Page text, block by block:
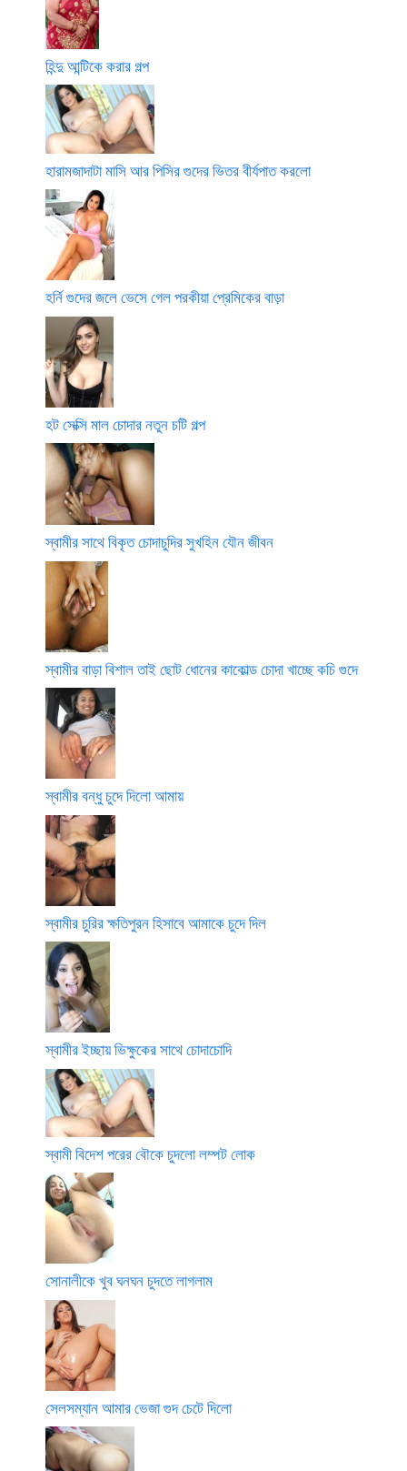
হিন্দু আন্টিকে করার গল্প
হারামজাদাটা মাসি আর পিসির গুদের ভিতর বীর্যপাত করলো
হর্নি গুদের জলে ভেসে গেল পরকীয়া প্রেমিকের বাড়া
হট সেক্সি মাল চোদার নতুন চটি গল্প
স্বামীর সাথে বিকৃত চোদাচুদির সুখহিন যৌন জীবন
স্বামীর বাড়া বিশাল তাই ছোট ধোনের কাকোল্ড চোদা খাচ্ছে কচি গুদে
স্বামীর বন্ধু চুদে দিলো আমায়
স্বামীর চুরির ক্ষতিপুরন হিসাবে আমাকে চুদে দিল
স্বামীর ইচ্ছায় ভিক্ষুকের সাথে চোদাচোদি
স্বামী বিদেশ পরের বৌকে চুদলো লম্পট লোক
সোনালীকে খুব ঘনঘন চুদতে লাগলাম
সেলসম্যান আমার ভেজা গুদ চেটে দিলো